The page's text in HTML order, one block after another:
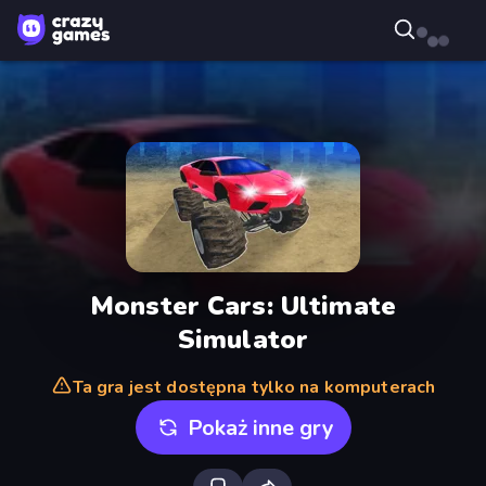
Monster Cars: Ultimate
Simulator
Ta gra jest dostępna tylko na komputerach
Pokaż inne gry